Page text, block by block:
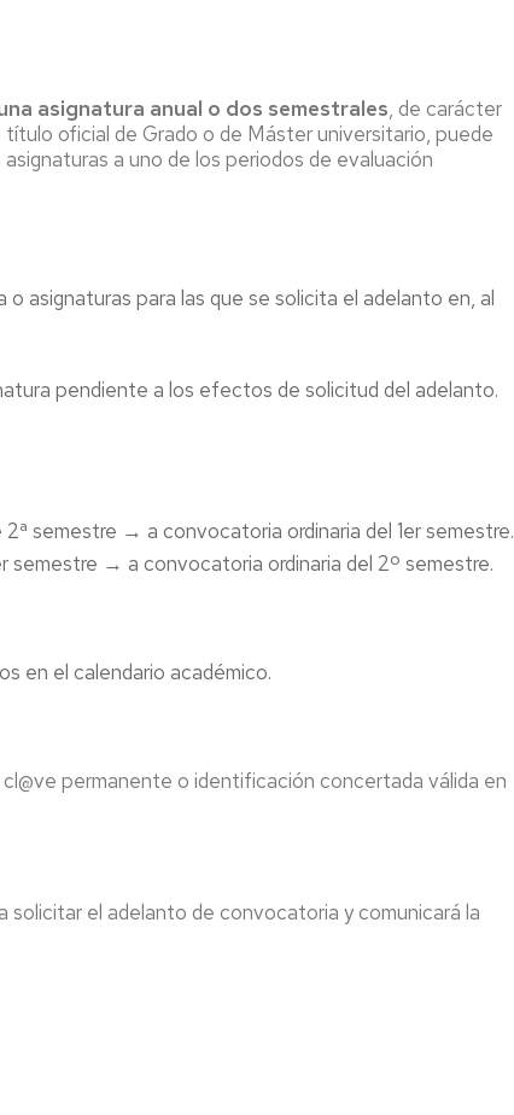
asignatura anual o dos semestrales, de carácter
oficial de Grado o de Máster universitario, puede
a uno de los periodos de evaluación
asignaturas para las que se solicita el adelanto en, al
pendiente a los efectos de solicitud del adelanto.
semestre → a convocatoria ordinaria del 1er semestre.
semestre → a convocatoria ordinaria del 2º semestre.
en el calendario académico.
permanente o identificación concertada válida en
el adelanto de convocatoria y comunicará la